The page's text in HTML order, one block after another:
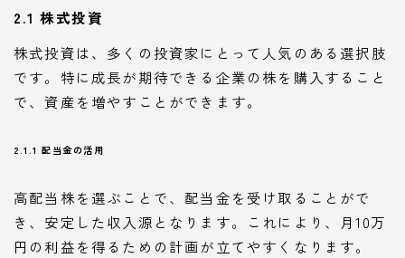
2.1 株式投資
株式投資は、多くの投資家にとって人気のある選択肢
です。特に成長が期待できる企業の株を購入すること
で、資産を増やすことができます。
2.1.1 配当金の活用
高配当株を選ぶことで、配当金を受け取ることがで
き、安定した収入源となります。これにより、月10万
円の利益を得るための計画が立てやすくなります。